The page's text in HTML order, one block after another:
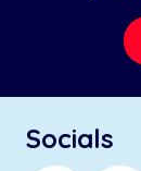
Socials